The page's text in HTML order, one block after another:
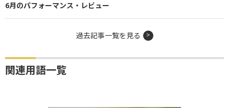
6月のパフォーマンス・レビュー
過去記事一覧を見る
関連用語一覧